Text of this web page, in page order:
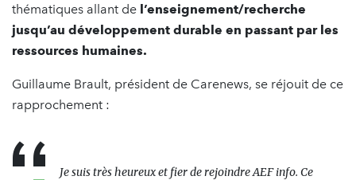
thématiques allant de l’enseignement/recherche
jusqu’au développement durable en passant par les
ressources humaines.
Guillaume Brault, président de Carenews, se réjouit de ce
rapprochement :
Je suis très heureux et fier de rejoindre AEF info. Ce